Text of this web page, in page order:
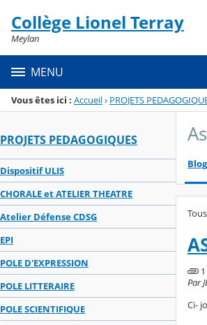
Menu de la rubrique
Contenu
Collège Lionel Terray
Meylan
MENU
Vous êtes ici : Accueil› PROJETS
PROJETS PEDAGOGIQUES
Dispositif ULIS
CHORALE et ATELIER THEATRE
Atelier Défense CDSG
EPI
POLE D'EXPRESSION
POLE LITTERAIRE
POLE SCIENTIFIQUE
Blog
1
Par
Ci-